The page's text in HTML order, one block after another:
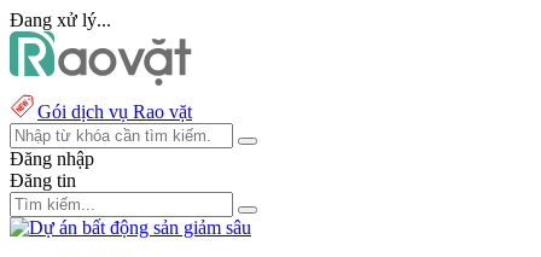
Đang xử lý...
Gói dịch vụ Rao vặt
Đăng nhập
Đăng tin